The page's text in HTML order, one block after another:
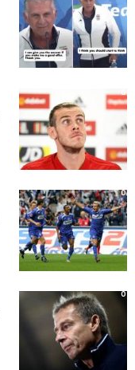
0
0
0